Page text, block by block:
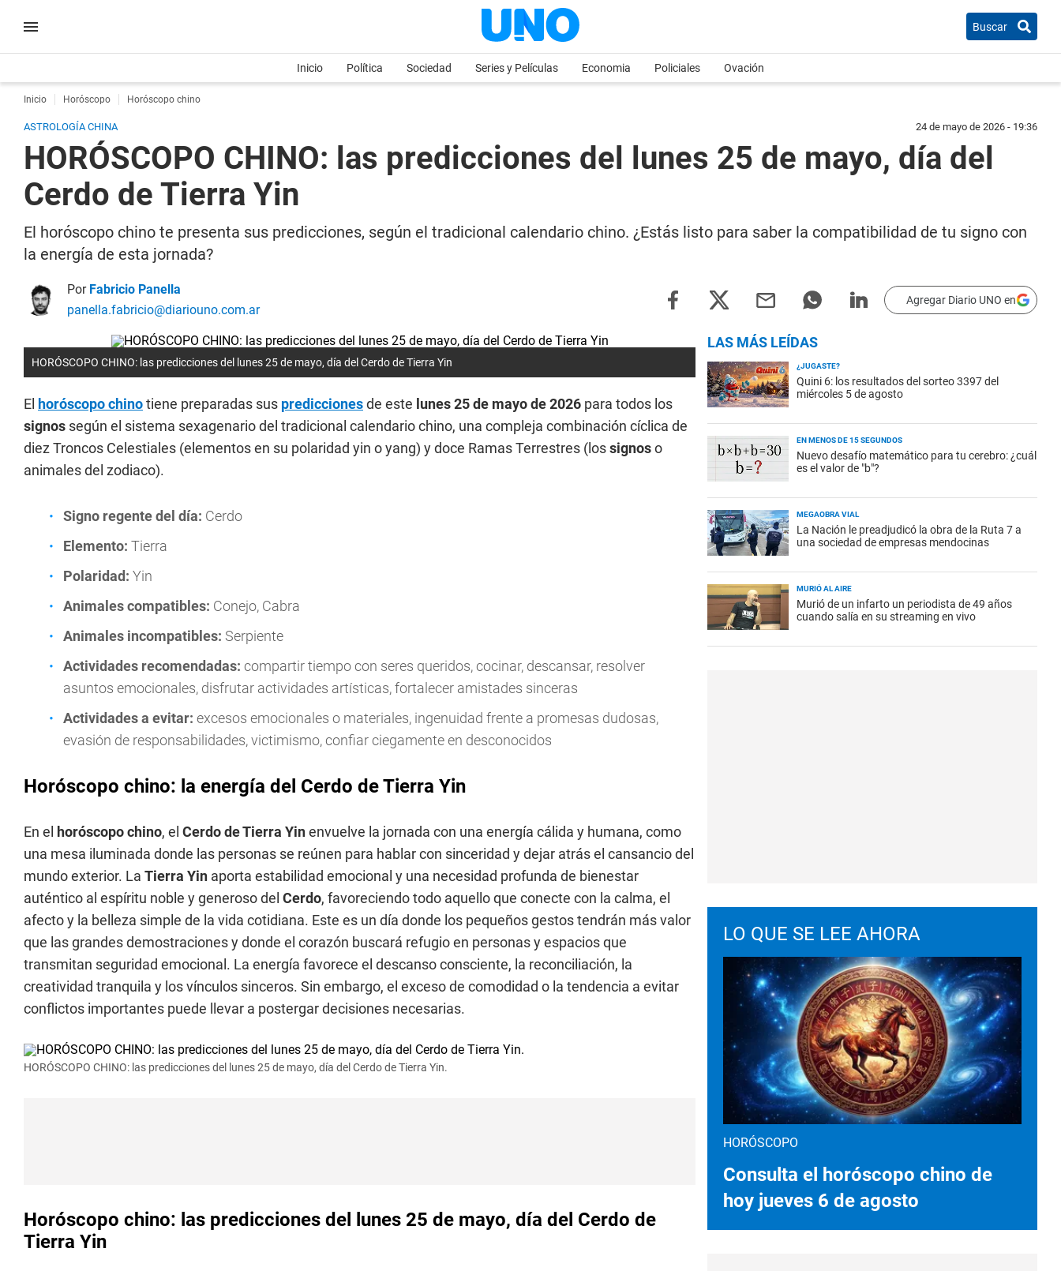
Buscar
Inicio Política Sociedad Series y Películas Economia Policiales Ovación
Inicio Horóscopo Horóscopo chino
ASTROLOGÍA CHINA 24 de mayo de 2026 - 19:36
HORÓSCOPO CHINO: las predicciones del lunes 25 de mayo, día del
Cerdo de Tierra Yin
El horóscopo chino te presenta sus predicciones, según el tradicional calendario chino. ¿Estás listo para saber la compatibilidad de tu signo con
la energía de esta jornada?
Por Fabricio Panella
panella.fabricio@diariouno.com.ar
Agregar Diario UNO en
HORÓSCOPO CHINO: las predicciones del lunes 25 de mayo, día del Cerdo de Tierra Yin
El horóscopo chinotiene preparadas sus prediccionesde este lunes 25 de mayode 2026 para todos los
signos según el sistema sexagenario del tradicional calendario chino, una compleja combinación cíclica de
diez Troncos Celestiales (elementos en su polaridad yin o yang) y doce Ramas Terrestres (lossignoso
animales del zodiaco).
Signo regente del día: Cerdo
Elemento: Tierra
Polaridad: Yin
Animales compatibles: Conejo, Cabra
Animales incompatibles: Serpiente
Actividades recomendadas: compartir tiempo con seres queridos, cocinar, descansar, resolver
asuntos emocionales, disfrutar actividades artísticas, fortalecer amistades sinceras
Actividades a evitar: excesos emocionales o materiales, ingenuidad frente a promesas dudosas,
evasión de responsabilidades, victimismo, confiar ciegamente en desconocidos
Horóscopo chino: la energía del Cerdo de Tierra Yin
En el horóscopo chino, el Cerdo de Tierra Yinenvuelve la jornada con una energía cálida y humana, como
una mesa iluminada donde las personas se reúnen para hablar con sinceridad y dejar atrás el cansancio del
mundo exterior. La Tierra Yin aporta estabilidad emocional y una necesidad profunda de bienestar
auténtico al espíritu noble y generoso del Cerdo, favoreciendo todo aquello que conecte con la calma, el
afecto y la belleza simple de la vida cotidiana. Este es un día donde los pequeños gestos tendrán más valor
que las grandes demostraciones y donde el corazón buscará refugio en personas y espacios que
transmitan seguridad emocional. La energía favorece el descanso consciente, la reconciliación, la
creatividad tranquila y los vínculos sinceros. Sin embargo, el exceso de comodidad o la tendencia a evitar
conflictos importantes puede llevar a postergar decisiones necesarias.
HORÓSCOPO CHINO: las predicciones del lunes 25 de mayo, día del Cerdo de Tierra Yin.
Horóscopo chino: las predicciones del lunes 25 de mayo, día del Cerdo de
Tierra Yin
LAS MÁS LEÍDAS
¿JUGASTE?
Quini 6: los resultados del sorteo 3397 del
miércoles 5 de agosto
EN MENOS DE 15 SEGUNDOS
Nuevo desafío matemático para tu cerebro: ¿cuál
es el valor de "b"?
MEGAOBRA VIAL
La Nación le preadjudicó la obra de la Ruta 7 a
una sociedad de empresas mendocinas
MURIÓ AL AIRE
Murió de un infarto un periodista de 49 años
cuando salía en su streaming en vivo
LO QUE SE LEE AHORA
HORÓSCOPO
Consulta el horóscopo chino de
hoy jueves 6 de agosto